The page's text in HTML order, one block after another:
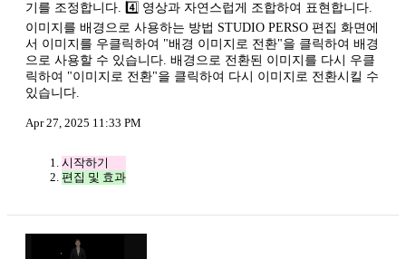
기를 조정합니다. 4️⃣ 영상과 자연스럽게 조합하여 표현합니다.
이미지를 배경으로 사용하는 방법 STUDIO PERSO 편집 화면에
서 이미지를 우클릭하여 "배경 이미지로 전환"을 클릭하여 배경
으로 사용할 수 있습니다. 배경으로 전환된 이미지를 다시 우클
릭하여 "이미지로 전환"을 클릭하여 다시 이미지로 전환시킬 수
있습니다.
Apr 27, 2025 11:33 PM
시작하기
편집 및 효과